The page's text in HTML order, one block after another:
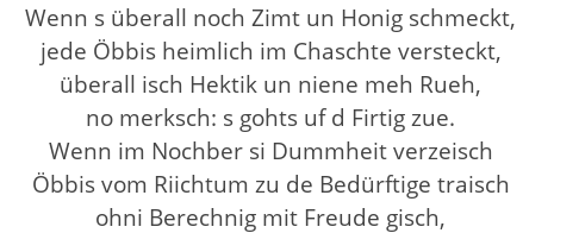
Wenn s überall noch Zimt un Honig schmeckt,
jede Öbbis heimlich im Chaschte versteckt,
überall isch Hektik un niene meh Rueh,
no merksch: s gohts uf d Firtig zue.
Wenn im Nochber si Dummheit verzeisch
Öbbis vom Riichtum zu de Bedürftige traisch
ohni Berechnig mit Freude gisch,